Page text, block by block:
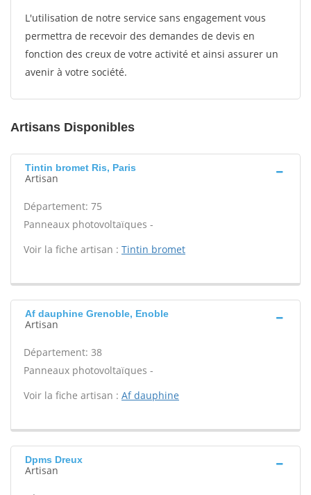
L'utilisation de notre service sans engagement vous
permettra de recevoir des demandes de devis en
fonction des creux de votre activité et ainsi assurer un
avenir à votre société.
Artisans Disponibles
Tintin bromet Ris, Paris
Artisan
Département: 75
Panneaux photovoltaïques -
Voir la fiche artisan : Tintin bromet
Af dauphine Grenoble, Enoble
Artisan
Département: 38
Panneaux photovoltaïques -
Voir la fiche artisan : Af dauphine
Dpms Dreux
Artisan